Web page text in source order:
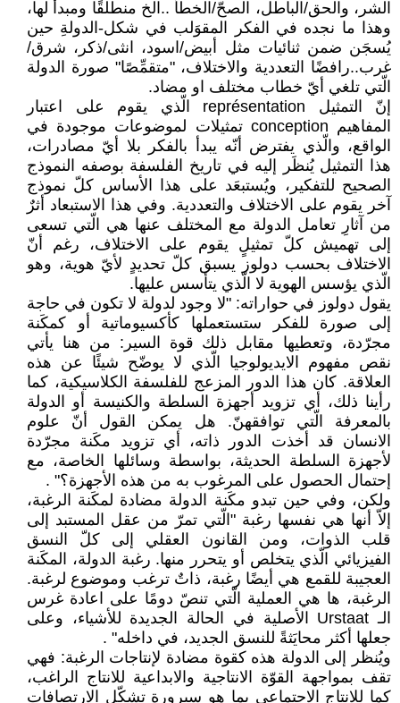
الشر، والحق/الباطل، ‏الصحّ/الخطأ ..الخ منطلقًا ومبدأً لها،
وهذا ما نجده ‏في الفكر المقوَلب في شكل-الدولةِ حين
يُسجَن ‏ضمن ثنائيات مثل أبيض/اسود، انثى/ذكر، ‏شرق/
غرب..رافضًا التعددية والاختلاف، ‏‏"متقمِّصًا" صورة الدولة
الّتي تلغي أيّ خطاب ‏مختلف او مضاد. ‏
إنّ التمثيل ‏représentation‏ الّذي يقوم على ‏اعتبار
المفاهيم ‏conception‏ تمثيلات ‏لموضوعات موجودة في
الواقع، والّذي يفترض أنّه ‏يبدأ بالفكر بلا أيّ مصادرات،
هذا التمثيل يُنظَر ‏إليه في تاريخ الفلسفة بوصفه النموذج
الصحيح ‏للتفكير، ويُستبعَد على هذا الأساس كلّ نموذج
‏آخر يقوم على الاختلاف والتعددية. وفي هذا ‏الاستبعاد أثرٌ
من آثارِ تعامل الدولة مع المختلف ‏عنها هي الّتي تسعى
إلى تهميش كلّ تمثيلٍ يقوم ‏على الاختلاف، رغم أنّ
الاختلاف بحسب دولوز ‏يسبق كلّ تحديدٍ لأيّ هوية، وهو
الّذي يؤسس ‏الهوية لا الّذي يتأسس عليها. ‏
يقول دولوز في حواراته: "لا وجود لدولة لا تكون ‏في حاجة
إلى صورة للفكر ستستعملها ‏كأكسيوماتية أو كمكَنة
مجرّدة، وتعطيها مقابل ‏ذلك قوة السير: من هنا يأتي
نقص مفهوم ‏الايديولوجيا الّذي لا يوضّح شيئًا عن هذه
‏العلاقة. كان هذا الدور المزعج للفلسفة ‏الكلاسيكية، كما
رأينا ذلك، أي تزويد أجهزة ‏السلطة والكنيسة أو الدولة
بالمعرفة الّتي توافقهنّ. ‏هل يمكن القول أنّ علوم
الانسان قد أخذت ‏الدور ذاته، أي تزويد مكَنة مجرّدة
لأجهزة السلطة ‏الحديثة، بواسطة وسائلها الخاصة، مع
إحتمال ‏الحصول على المرغوب به من هذه الأجهزة؟"‏ ‏.‏
ولكن، وفي حين تبدو مكَنة الدولة مضادة لمكَنة ‏الرغبة،
إلاّ أنها هي نفسها رغبة "الّتي تمرّ من عقل ‏المستبد إلى
قلب الذوات، ومن القانون العقلي إلى ‏كلّ النسق
الفيزيائي الّذي يتخلص أو يتحرر ‏منها. رغبة الدولة، المكَنة
العجيبة للقمع هي أيضًا ‏رغبة، ذاتٌ ترغب وموضوع لرغبة.
الرغبة، ها هي ‏العملية الّتي تنصّ دومًا على اعادة غرس
الـ ‏Urstaat‏ الأصلية في الحالة الجديدة للأشياء، ‏وعلى
جعلها أكثر محايَثةً للنسق الجديد، في ‏داخله"‏ ‏. ‏
ويُنظر إلى الدولة هذه كقوة مضادة لإنتاجات ‏الرغبة: فهي
تقف بمواجهة القوّة الانتاجية ‏والابداعية للانتاج الراغب،
كما للانتاج ‏الاجتماعي بما هو سيرورة تشكّل الارتصافات